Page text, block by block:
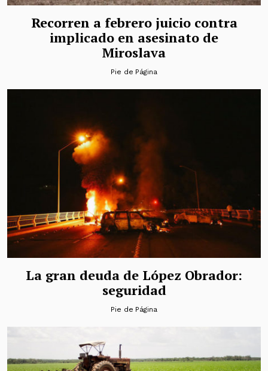
Recorren a febrero juicio contra
implicado en asesinato de
Miroslava
Pie de Página
La gran deuda de López Obrador:
seguridad
Pie de Página